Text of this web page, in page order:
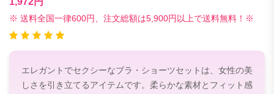
※ 送料全国一律600円、注文総額は5,900円以上で送料無料！※
エレガントでセクシーなブラ・ショーツセットは、女性の美
しさを引き立てるアイテムです。柔らかな素材とフィット感